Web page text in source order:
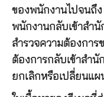
ของพนักงานไปจนถึ
พนักงานกลับเข้าสำ
สำรวจความต้องกา
ต้องการกลับเข้าสำนั
ยกเลิกหรือเปลี่ยนแผ